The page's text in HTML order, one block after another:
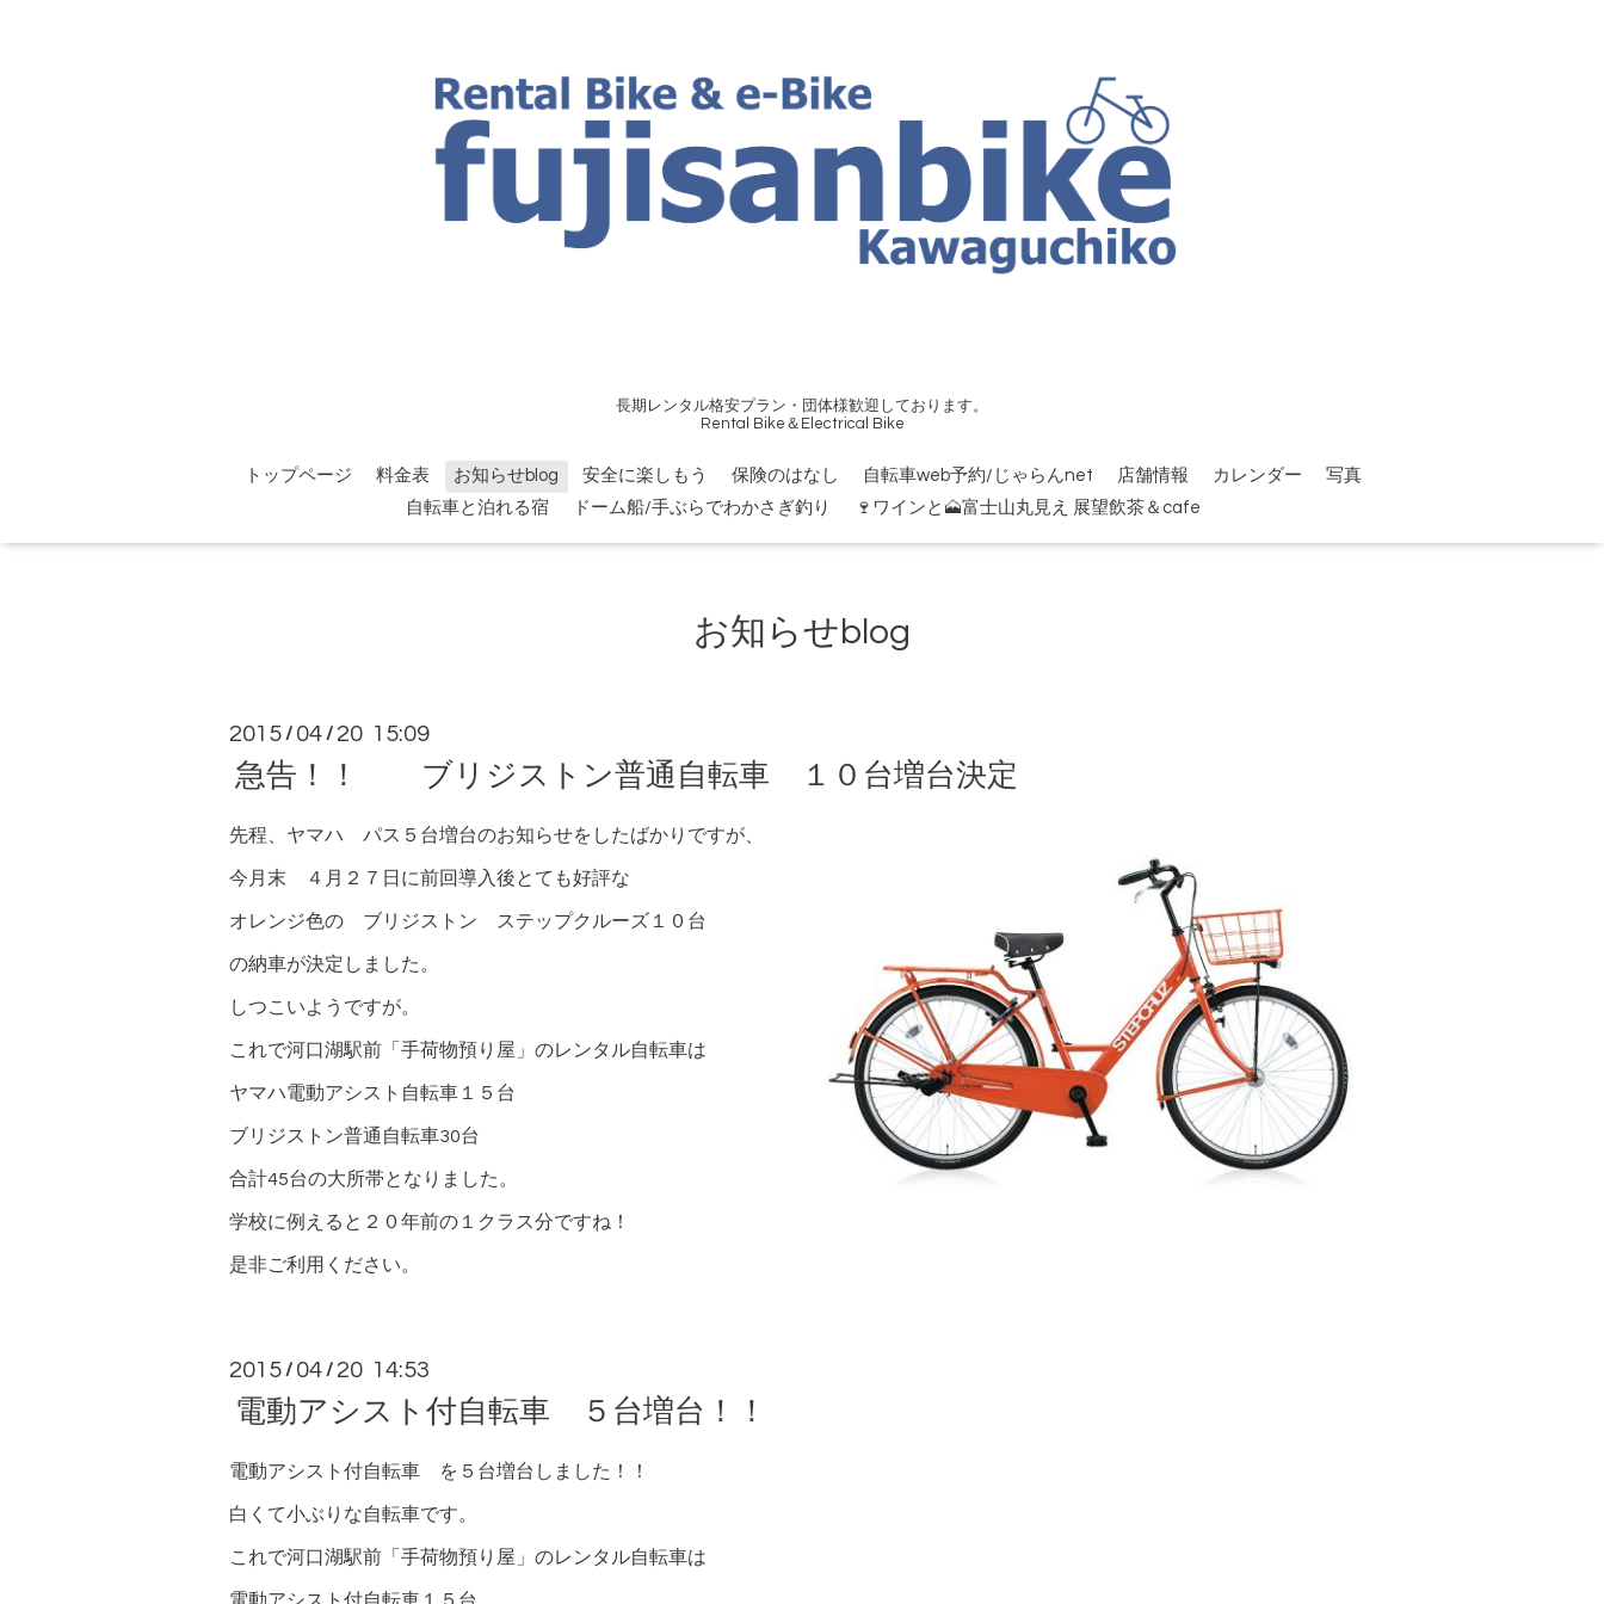
長期レンタル格安プラン・団体様歓迎しております。
Rental Bike＆Electrical Bike
トップページ 料金表 お知らせblog 安全に楽しもう 保険のはなし 自転車web予約/じゃらんnet 店舗情報 カレンダー
写真
自転車と泊れる宿
ドーム船/手ぶらでわかさぎ釣り 🍷ワインと🗻富士山丸見え 展望飲茶＆cafe
お知らせblog
2015 / 04 / 20 15:09
急告！！ ブリジストン普通自転車 １０台増台決定
先程、ヤマハ パス５台増台のお知らせをしたばかりですが、
今月末 ４月２７日に前回導入後とても好評な
オレンジ色の ブリジストン ステップクルーズ１０台
の納車が決定しました。
しつこいようですが。
これで河口湖駅前「手荷物預り屋」のレンタル自転車は
ヤマハ電動アシスト自転車１５台
ブリジストン普通自転車30台
合計45台の大所帯となりました。
学校に例えると２０年前の１クラス分ですね！
是非ご利用ください。
2015 / 04 / 20 14:53
電動アシスト付自転車 ５台増台！！
電動アシスト付自転車 を５台増台しました！！
白くて小ぶりな自転車です。
これで河口湖駅前「手荷物預り屋」のレンタル自転車は
電動アシスト付自転車１５台